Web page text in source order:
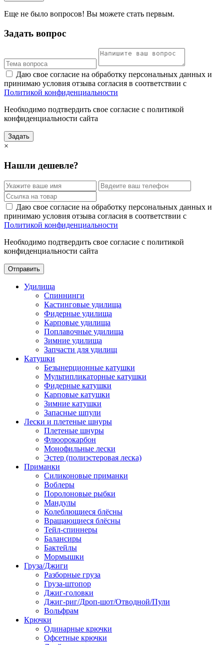
Еще не было вопросов! Вы можете стать первым.
Задать вопрос
Даю свое согласие на обработку персональных данных и
принимаю условия отзыва согласия в соответствии с
Политикой конфиденциальности
Необходимо подтвердить свое согласие с политикой
конфиденциальности сайта
Задать
×
Нашли дешевле?
Даю свое согласие на обработку персональных данных и
принимаю условия отзыва согласия в соответствии с
Политикой конфиденциальности
Необходимо подтвердить свое согласие с политикой
конфиденциальности сайта
Отправить
Удилища
Спиннинги
Кастинговые удилища
Фидерные удилища
Карповые удилища
Поплавочные удилища
Зимние удилища
Запчасти для удилищ
Катушки
Безынерционные катушки
Мультипликаторные катушки
Фидерные катушки
Карповые катушки
Зимние катушки
Запасные шпули
Лески и плетеные шнуры
Плетеные шнуры
Флюорокарбон
Монофильные лески
Эстер (полиэстеровая леска)
Приманки
Силиконовые приманки
Воблеры
Поролоновые рыбки
Мандулы
Колеблющиеся блёсны
Вращающиеся блёсны
Тейл-спиннеры
Балансиры
Бактейлы
Мормышки
Груза/Джиги
Разборные груза
Груза-штопор
Джиг-головки
Джиг-риг/Дроп-шот/Отводной/Пули
Вольфрам
Крючки
Одинарные крючки
Офсетные крючки